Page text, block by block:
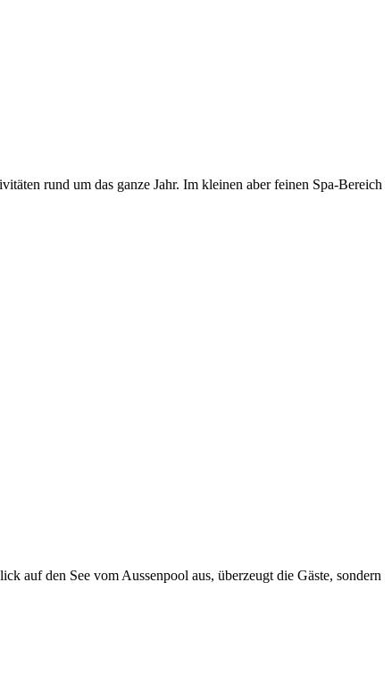
rund um das ganze Jahr. Im kleinen aber feinen Spa-Bereich
auf den See vom Aussenpool aus, überzeugt die Gäste, sondern